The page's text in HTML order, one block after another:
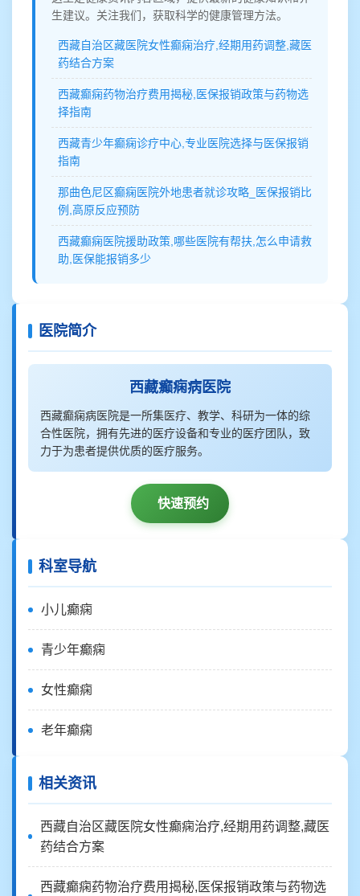
生建议。关注我们，获取科学的健康管理方法。
西藏自治区藏医院女性癫痫治疗,经期用药调整,藏医
药结合方案
西藏癫痫药物治疗费用揭秘,医保报销政策与药物选
择指南
西藏青少年癫痫诊疗中心,专业医院选择与医保报销
指南
那曲色尼区癫痫医院外地患者就诊攻略_医保报销比
例,高原反应预防
西藏癫痫医院援助政策,哪些医院有帮扶,怎么申请救
助,医保能报销多少
医院简介
西藏癫痫病医院
西藏癫痫病医院是一所集医疗、教学、科研为一体的综
合性医院，拥有先进的医疗设备和专业的医疗团队，致
力于为患者提供优质的医疗服务。
快速预约
科室导航
小儿癫痫
青少年癫痫
女性癫痫
老年癫痫
相关资讯
西藏自治区藏医院女性癫痫治疗,经期用药调整,藏医
药结合方案
西藏癫痫药物治疗费用揭秘,医保报销政策与药物选